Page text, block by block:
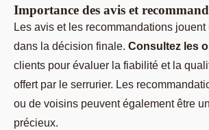
Importance des avis et
Les avis et les recommandations
dans la décision finale. Consultez les
clients pour évaluer la fiabilité et la
offert par le serrurier. Les
ou de voisins peuvent également être
précieux.